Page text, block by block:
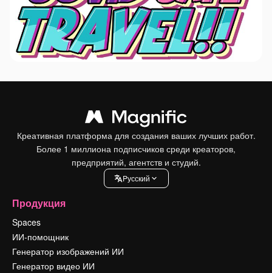
Креативная платформа для создания ваших лучших работ.
Более 1 миллиона подписчиков среди креаторов,
предприятий, агентств и студий.
Pусский
Продукция
Spaces
ИИ-помощник
Генератор изображений ИИ
Генератор видео ИИ